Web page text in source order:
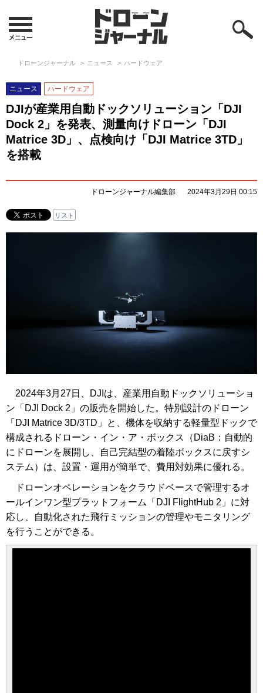
ドローンジャーナル ニュース ハードウェア
ニュース ハードウェア
DJIが産業用自動ドックソリューション「DJI
Dock 2」を発表、測量向けドローン「DJI
Matrice 3D」、点検向け「DJI Matrice 3TD」
を搭載
ドローンジャーナル編集部 2024年3月29日 00:15
リスト
2024年3月27日、DJIは、産業用自動ドックソリューショ
ン「DJI Dock 2」の販売を開始した。特別設計のドローン
「DJI Matrice 3D/3TD」と、機体を収納する軽量型ドックで
構成されるドローン・イン・ア・ボックス（DiaB：自動的
にドローンを展開し、自己完結型の着陸ボックスに戻すシ
ステム）は、設置・運用が簡単で、費用対効果に優れる。
ドローンオペレーションをクラウドベースで管理するオ
ールインワン型プラットフォーム「DJI FlightHub 2」に対
応し、自動化された飛行ミッションの管理やモニタリング
を行うことができる。